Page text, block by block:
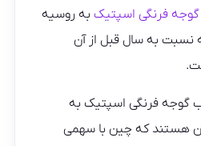
فرنگی اسپتیک به روسیه
که نسبت به سال قبل از آن
گوجه فرنگی اسپتیک به
هستند که چین با سهمی